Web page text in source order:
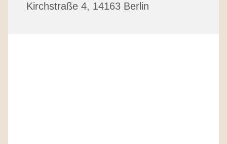
Kirchstraße 4, 14163 Berlin